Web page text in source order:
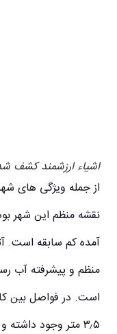
اشیاء ارزشمند کشف
از جمله ویژگی های
نقشه منظم این شهر
آمده کم‌ سابقه‌ است.
منظم و پیشرفته آب‌
است. در فواصل بین
۳٫۵ متر وجود